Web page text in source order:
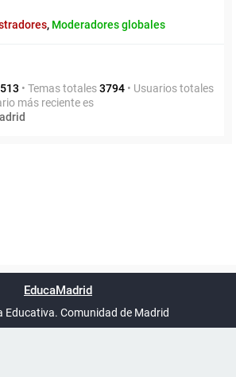
, Moderadores globales
• Temas totales3794 • Usuarios totales
más reciente es
phpBB España
EducaMadrid
Educativa. Comunidad de Madrid